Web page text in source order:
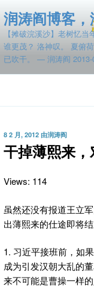
至
容
润涛阎博客
【摊破浣溪沙】老树忆
谁更茂？ 洛神叹。 夏俯
已吹干。 — 润涛阎 2013-
发
布
于
8 2 月, 2012 由润涛阎
干掉薄熙来
Views: 114
虽然还没有报道王立
出薄熙来的仕途即将结
1. 习近平接班前，如
成为引发汉朝大乱的
来不可能是曹操一样